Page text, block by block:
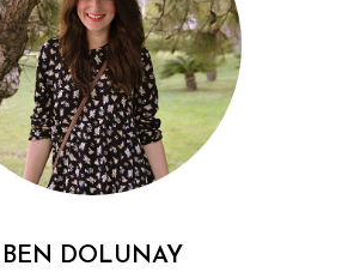
BEN DOLUNAY